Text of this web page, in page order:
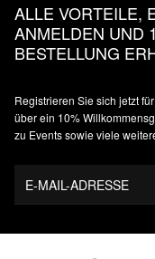
ALLE VORTEILE,
ANMELDEN UND
BESTELLUNG
Registrieren Sie sich jetzt
über ein 10%
zu Events sowie viele
E-MAIL-ADRESSE